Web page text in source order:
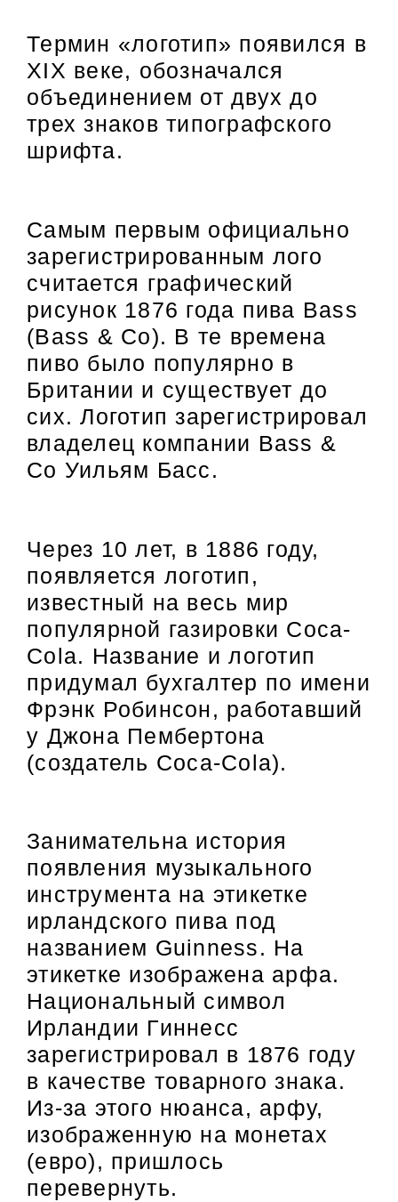
Термин «логотип» появился в
XIX веке, обозначался
объединением от двух до
трех знаков типографского
шрифта.
Самым первым официально
зарегистрированным лого
считается графический
рисунок 1876 года пива Bass
(Bass & Co). В те времена
пиво было популярно в
Британии и существует до
сих. Логотип зарегистрировал
владелец компании Bass &
Co Уильям Басс.
Через 10 лет, в 1886 году,
появляется логотип,
известный на весь мир
популярной газировки Coca-
Cola. Название и логотип
придумал бухгалтер по имени
Фрэнк Робинсон, работавший
у Джона Пембертона
(создатель Coca-Cola).
Занимательна история
появления музыкального
инструмента на этикетке
ирландского пива под
названием Guinness. На
этикетке изображена арфа.
Национальный символ
Ирландии Гиннесс
зарегистрировал в 1876 году
в качестве товарного знака.
Из-за этого нюанса, арфу,
изображенную на монетах
(евро), пришлось
перевернуть.